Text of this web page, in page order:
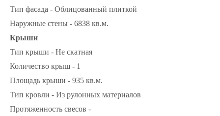
Тип фасада - Облицованный плиткой
Наружные стены - 6838 кв.м.
Крыши
Тип крыши - Не скатная
Количество крыш - 1
Площадь крыши - 935 кв.м.
Тип кровли - Из рулонных материалов
Протяженность свесов -